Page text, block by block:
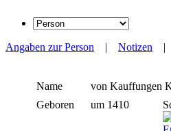
Angaben zur Person | Notizen |
Name von Kauffungen
Geboren
um 1410